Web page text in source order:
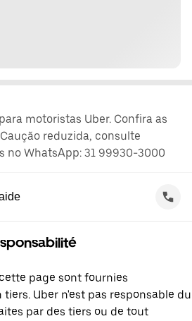
motoristas Uber. Confira as
reduzida, consulte
no WhatsApp: 31 99930-3000
page sont fournies
Uber n'est pas responsable du
par des tiers ou de tout